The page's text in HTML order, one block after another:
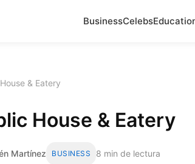
BusinessCelebs
& Eatery
House & Eatery
Martínez BUSINESS 8 min de lectura